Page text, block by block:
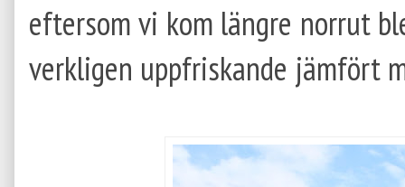
eftersom vi kom längre norrut
verkligen uppfriskande jämfört